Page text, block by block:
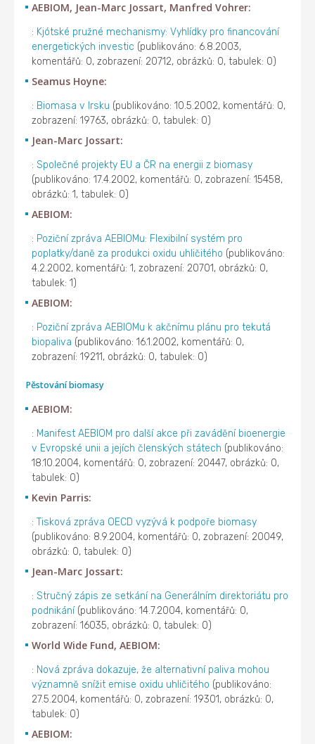
AEBIOM, Jean-Marc Jossart, Manfred Vohrer:
: Kjótské pružné mechanismy: Vyhlídky pro financování
energetických investic (publikováno: 6.8.2003,
komentářů: 0, zobrazení: 20712, obrázků: 0, tabulek: 0)
Seamus Hoyne:
: Biomasa v Irsku (publikováno: 10.5.2002, komentářů: 0,
zobrazení: 19763, obrázků: 0, tabulek: 0)
Jean-Marc Jossart:
:Společné projekty EU a ČR na energii z biomasy
(publikováno: 17.4.2002, komentářů: 0, zobrazení: 15458,
obrázků: 1, tabulek: 0)
AEBIOM:
: Poziční zpráva AEBIOMu: Flexibilní systém pro
poplatky/daně za produkci oxidu uhličitého (publikováno:
4.2.2002, komentářů: 1, zobrazení: 20701, obrázků: 0,
tabulek: 1)
AEBIOM:
: Poziční zpráva AEBIOMu k akčnímu plánu pro tekutá
biopaliva (publikováno: 16.1.2002, komentářů: 0,
zobrazení: 19211, obrázků: 0, tabulek: 0)
Pěstování biomasy
AEBIOM:
: Manifest AEBIOM pro další akce při zavádění bioenergie
v Evropské unii a jejích členských státech (publikováno:
18.10.2004, komentářů: 0, zobrazení: 20447, obrázků: 0,
tabulek: 0)
Kevin Parris:
: Tisková zpráva OECD vyzývá k podpoře biomasy
(publikováno: 8.9.2004, komentářů: 0, zobrazení: 20049,
obrázků: 0, tabulek: 0)
Jean-Marc Jossart:
:Stručný zápis ze setkání na Generálním direktoriátu pro
podnikání (publikováno: 14.7.2004, komentářů: 0,
zobrazení: 16035, obrázků: 0, tabulek: 0)
World Wide Fund, AEBIOM:
: Nová zpráva dokazuje, že alternativní paliva mohou
významně snížit emise oxidu uhličitého (publikováno:
27.5.2004, komentářů: 0, zobrazení: 19301, obrázků: 0,
tabulek: 0)
AEBIOM: